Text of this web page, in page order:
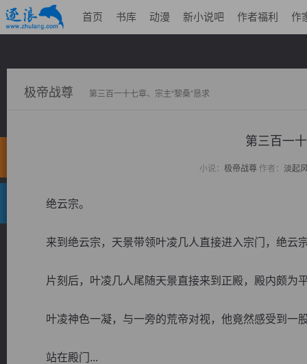
首页 书库 动漫 新小说吧 作者福利 作
极帝战尊 第三百一十七章、宗主“黎桑”恳求
第三百一
小说： 极帝战尊作者： 淡起
绝云宗。
来到绝云宗，天景带领叶凌几人直接进入宗门，绝云
片刻后，叶凌几人尾随天景直接来到正殿，殿内颇为
叶凌神色一凝，与一旁的荒帝对视，他竟然感受到一
站在殿门...